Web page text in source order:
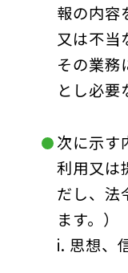
報の内容
又は不当
その業務
とし必要
次に示す
利用又は
だし、法
ます。）
思想、